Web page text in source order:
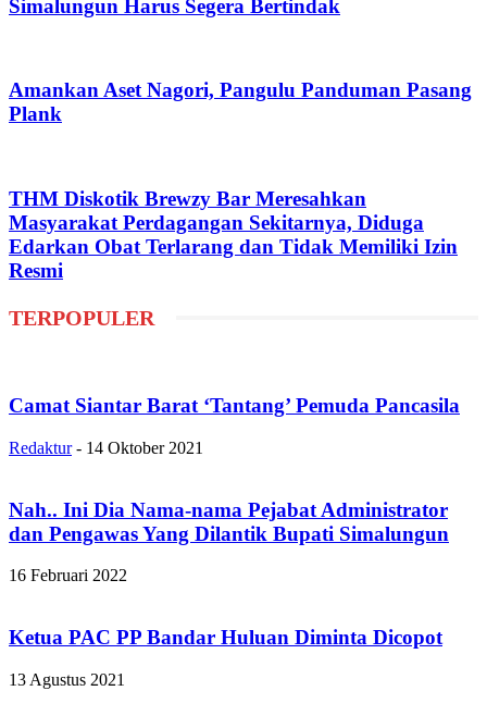
Simalungun Harus Segera Bertindak
Amankan Aset Nagori, Pangulu Panduman Pasang
Plank
THM Diskotik Brewzy Bar Meresahkan
Masyarakat Perdagangan Sekitarnya, Diduga
Edarkan Obat Terlarang dan Tidak Memiliki Izin
Resmi
TERPOPULER
Camat Siantar Barat ‘Tantang’ Pemuda Pancasila
Redaktur - 14 Oktober 2021
Nah.. Ini Dia Nama-nama Pejabat Administrator
dan Pengawas Yang Dilantik Bupati Simalungun
16 Februari 2022
Ketua PAC PP Bandar Huluan Diminta Dicopot
13 Agustus 2021